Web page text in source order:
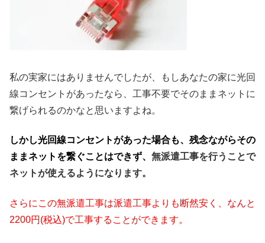
私の実家にはありませんでしたが、もしあなたの家に光回
線コンセントがあったなら、工事不要でそのままネットに
繋げられるのかなと思いますよね。
しかし光回線コンセントがあった場合も、残念ながらその
ままネットを繋ぐことはできず、 無派遣工事を行うことで
ネットが使えるようになります。
さらにこの無派遣工事は派遣工事よりも断然安く、なんと
2200円(税込)で工事することができます。